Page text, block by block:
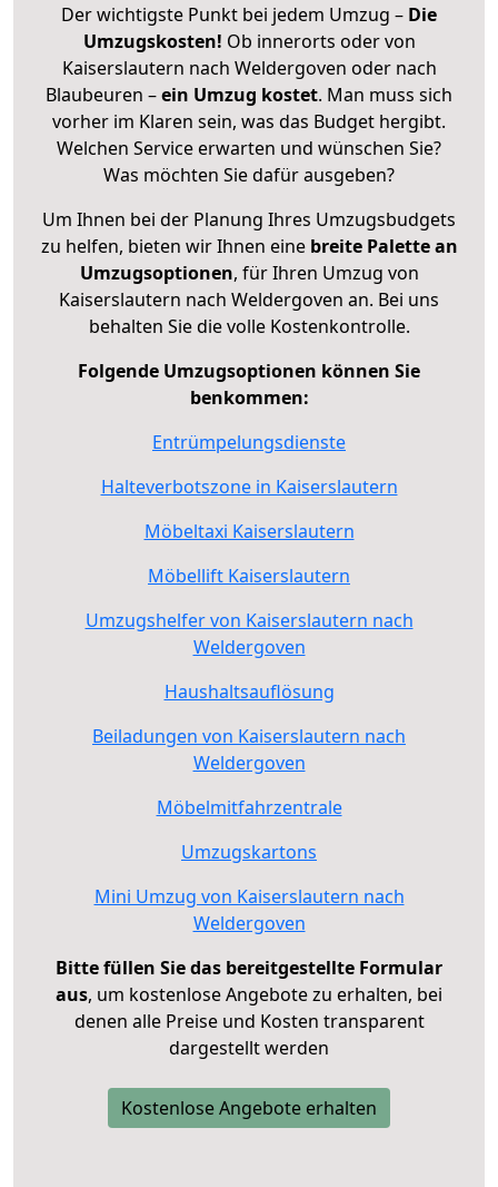
Der wichtigste Punkt bei jedem Umzug – Die
Umzugskosten! Ob innerorts oder von
Kaiserslautern nach Weldergoven oder nach
Blaubeuren –ein Umzug kostet. Man muss sich
vorher im Klaren sein, was das Budget hergibt.
Welchen Service erwarten und wünschen Sie?
Was möchten Sie dafür ausgeben?
Um Ihnen bei der Planung Ihres Umzugsbudgets
zu helfen, bieten wir Ihnen eine breite Palette an
Umzugsoptionen, für Ihren Umzug von
Kaiserslautern nach Weldergoven an. Bei uns
behalten Sie die volle Kostenkontrolle.
Folgende Umzugsoptionen können Sie
benkommen:
Entrümpelungsdienste
Halteverbotszone in Kaiserslautern
Möbeltaxi Kaiserslautern
Möbellift Kaiserslautern
Umzugshelfer von Kaiserslautern nach
Weldergoven
Haushaltsauflösung
Beiladungen von Kaiserslautern nach
Weldergoven
Möbelmitfahrzentrale
Umzugskartons
Mini Umzug von Kaiserslautern nach
Weldergoven
Bitte füllen Sie das bereitgestellte Formular
aus, um kostenlose Angebote zu erhalten, bei
denen alle Preise und Kosten transparent
dargestellt werden
Kostenlose Angebote erhalten